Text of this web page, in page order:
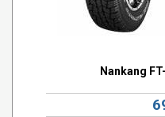
Nankang